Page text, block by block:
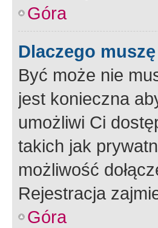
Góra
Dlaczego
Być może nie
jest konieczna
umożliwi Ci
takich jak
możliwość
Rejestracja
Góra